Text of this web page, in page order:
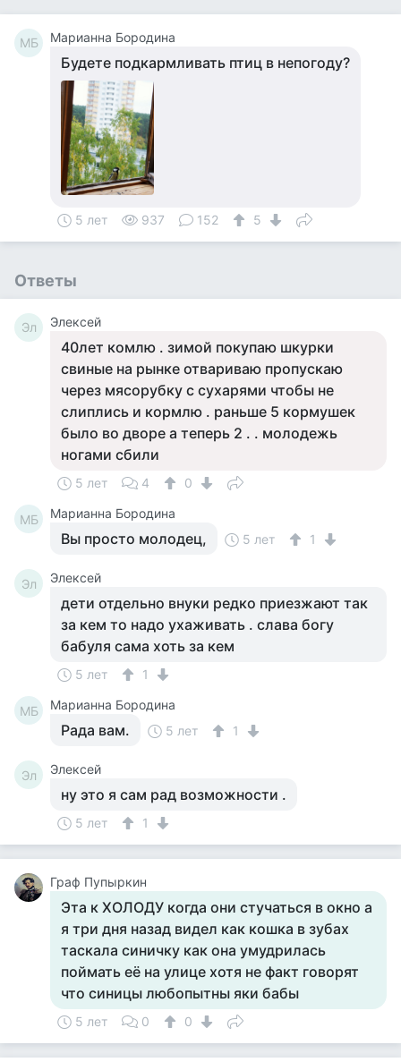
МБ Марианна Бородина
Будете подкармливать птиц в непогоду?
5 лет 937 152 5
Ответы
Эл Элексей
40лет комлю . зимой покупаю шкурки
свиные на рынке отвариваю пропускаю
через мясорубку с сухарями чтобы не
слиплись и кормлю . раньше 5 кормушек
было во дворе а теперь 2 . . молодежь
ногами сбили
5 лет 4 0
МБ Марианна Бородина
Вы просто молодец, 5 лет 1
Эл Элексей
дети отдельно внуки редко приезжают так
за кем то надо ухаживать . слава богу
бабуля сама хоть за кем
5 лет 1
МБ Марианна Бородина
Рада вам. 5 лет 1
Эл Элексей
ну это я сам рад возможности .
5 лет 1
Граф Пупыркин
Эта к ХОЛОДУ когда они стучаться в окно а
я три дня назад видел как кошка в зубах
таскала синичку как она умудрилась
поймать её на улице хотя не факт говорят
что синицы любопытны яки бабы
5 лет 0 0